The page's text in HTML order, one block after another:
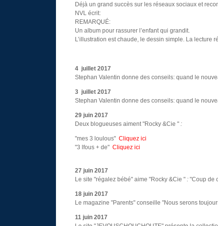
Déjà un grand succès sur les réseaux sociaux et
NVL écrit:
REMARQUÉ:
Un album pour rassurer l’enfant qui grandit.
L’illustration est chaude, le dessin simple. La lecture
4 juillet 2017
Stephan Valentin donne des conseils: quand le
3 juillet 2017
Stephan Valentin donne des conseils: quand le
29 juin 2017
Deux blogueuses aiment "Rocky &Cie " :
"mes 3 loulous" Cliquez ici
"3 lfous + de" Cliquez ici
27 juin 2017
Le site "régalez bébé" aime "Rocky &Cie " : "Coup de
18 juin 2017
Le magazine "Parents" conseille "Nous serons
11 juin 2017